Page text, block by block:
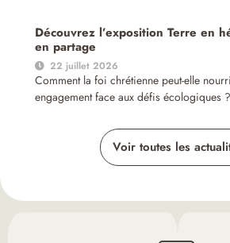
Découvrez l’exposition Terre en
en partage
22 juillet 2026
Comment la foi chrétienne peut-elle
engagement face aux défis écologiques
Voir toutes les